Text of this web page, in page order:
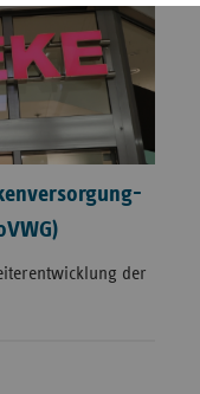
der